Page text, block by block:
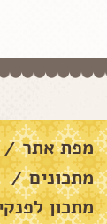
מפת אתר /
מתכונים /
מתכון